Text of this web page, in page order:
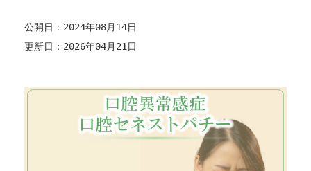
公開日：2024年08月14日
更新日：2026年04月21日